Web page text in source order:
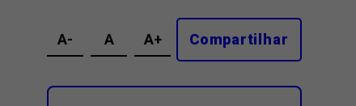
A- A A+ Compartilhar